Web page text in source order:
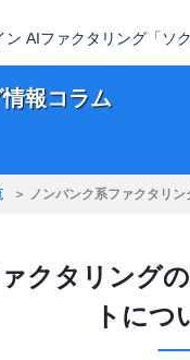
AIファクタリング「ソク
報コラム
ノンバンク系ファクタリ
クタリング
トにつ